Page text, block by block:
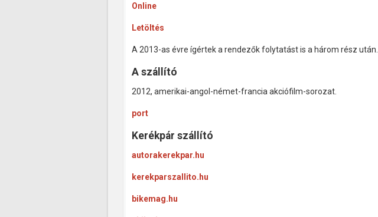
Online
Letöltés
A 2013-as évre ígértek a rendezők folytatást is a három rész után.
A szállító
2012, amerikai-angol-német-francia akciófilm-sorozat.
port
Kerékpár szállító
autorakerekpar.hu
kerekparszallito.hu
bikemag.hu